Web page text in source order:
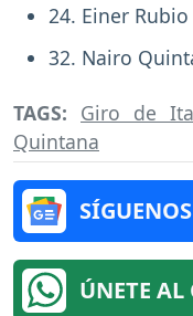
24. Einer
32. Nairo
TAGS: Giro de
Quintana
ÚNETE